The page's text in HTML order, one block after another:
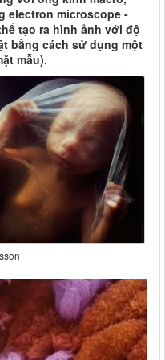
electron microscope -
tạo ra hình ảnh với độ
bằng cách sử dụng một
mẫu).